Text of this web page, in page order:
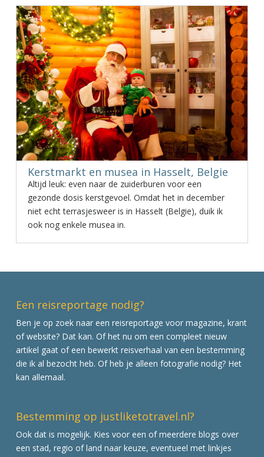
Kerstmarkt en musea in Hasselt, Belgie
Altijd leuk: even naar de zuiderburen voor een
gezonde dosis kerstgevoel. Omdat het in december
niet echt terrasjesweer is in Hasselt (Belgie), duik ik
ook nog enkele musea in.
Een reisreportage nodig?
Ben je op zoek naar een reisreportage voor magazine, krant
of website? Dat kan. Of het nu om een compleet nieuw
artikel gaat of een bewerkt reisverhaal van een bestemming
die ik al bezocht heb. Of heb je alleen fotografie nodig? Het
kan allemaal.
Bestemming op justliketotravel.nl?
Ook dat is mogelijk. Kies voor een of meerdere blogs over
een stad, regio of land naar keuze, eventueel met linkjes